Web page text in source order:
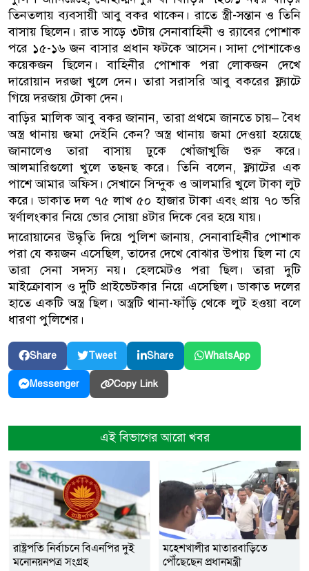
তিনতলায় ব্যবসায়ী আবু বকর থাকেন। রাতে স্ত্রী-সন্তান ও তিনি
বাসায় ছিলেন। রাত সাড়ে ৩টায় সেনাবাহিনী ও র‌্যাবের পোশাক
পরে ১৫-১৬ জন বাসার প্রধান ফটকে আসেন। সাদা পোশাকেও
কয়েকজন ছিলেন। বাহিনীর পোশাক পরা লোকজন দেখে
দারোয়ান দরজা খুলে দেন। তারা সরাসরি আবু বকরের ফ্ল্যাটে
গিয়ে দরজায় টোকা দেন।
বাড়ির মালিক আবু বকর জানান, তারা প্রথমে জানতে চায়– বৈধ
অস্ত্র থানায় জমা দেইনি কেন? অস্ত্র থানায় জমা দেওয়া হয়েছে
জানালেও তারা বাসায় ঢুকে খোঁজাখুজি শুরু করে।
আলমারিগুলো খুলে তছনছ করে। তিনি বলেন, ফ্ল্যাটের এক
পাশে আমার অফিস। সেখানে সিন্দুক ও আলমারি খুলে টাকা লুট
করে। ডাকাত দল ৭৫ লাখ ৫০ হাজার টাকা এবং প্রায় ৭০ ভরি
স্বর্ণালংকার নিয়ে ভোর সোয়া ৪টার দিকে বের হয়ে যায়।
দারোয়ানের উদ্ধৃতি দিয়ে পুলিশ জানায়, সেনাবাহিনীর পোশাক
পরা যে কয়জন এসেছিল, তাদের দেখে বোঝার উপায় ছিল না যে
তারা সেনা সদস্য নয়। হেলমেটও পরা ছিল। তারা দুটি
মাইক্রোবাস ও দুটি প্রাইভেটকার নিয়ে এসেছিল। ডাকাত দলের
হাতে একটি অস্ত্র ছিল। অস্ত্রটি থানা-ফাঁড়ি থেকে লুট হওয়া বলে
ধারণা পুলিশের।
Share Tweet Share WhatsApp
Messenger Copy Link
এই বিভাগের আরো খবর
রাষ্ট্রপতি নির্বাচনে বিএনপির দুই
মনোনয়নপত্র সংগ্রহ
মহেশখালীর মাতারবাড়িতে
পৌঁছেছেন প্রধানমন্ত্রী